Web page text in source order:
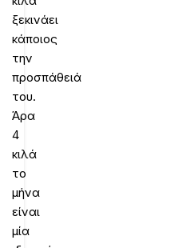
ξεκινάει
κάποιος
την
προσπάθειά
του.
Άρα
4
κιλά
το
μήνα
είναι
μία